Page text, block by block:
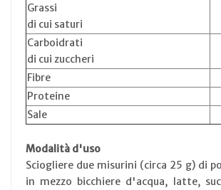
Grassi
di cui saturi
Carboidrati
di cui zuccheri
Fibre
Proteine
Sale
Modalità d'uso
Sciogliere due misurini (circa 25 g) di
in mezzo bicchiere d'acqua, latte,